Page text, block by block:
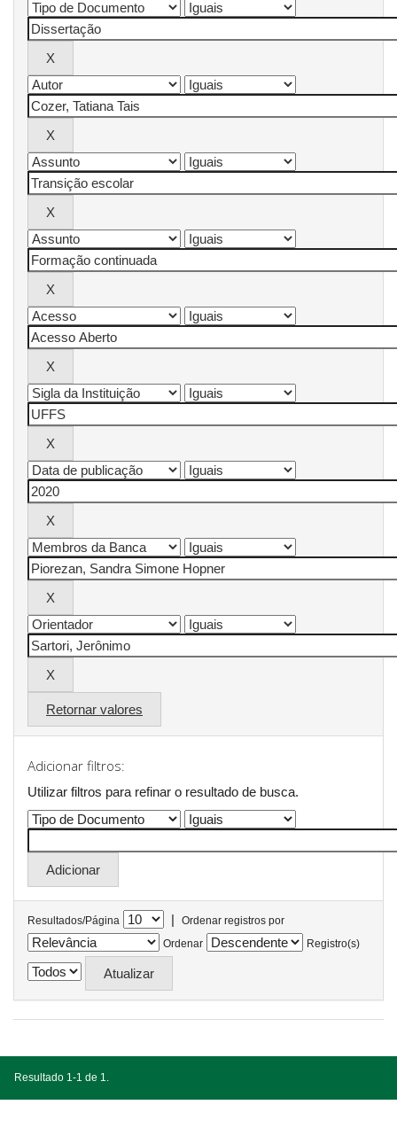
Retornar valores
Adicionar filtros:
Utilizar filtros para refinar o resultado de busca.
Resultados/Página |
Ordenar registros por
Ordenar
Registro(s)
Resultado 1-1 de 1.